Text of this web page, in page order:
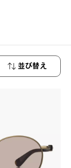
並び替え